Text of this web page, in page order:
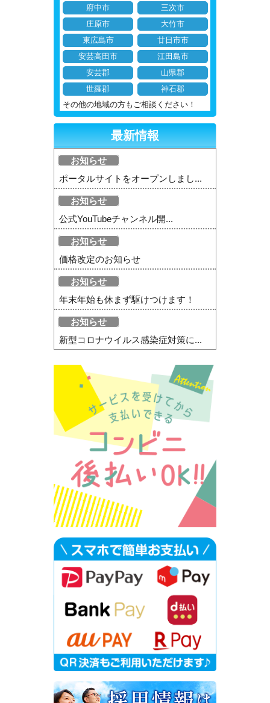
府中市
三次市
庄原市
大竹市
東広島市
廿日市市
安芸高田市
江田島市
安芸郡
山県郡
世羅郡
神石郡
その他の地域の方もご相談ください！
最新情報
お知らせ
ポータルサイトをオープンしまし...
お知らせ
公式YouTubeチャンネル開...
お知らせ
価格改定のお知らせ
お知らせ
年末年始も休まず駆けつけます！
お知らせ
新型コロナウイルス感染症対策に...